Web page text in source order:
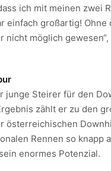
ich mit meinen zwei
einfach großartig!
nicht möglich
junge Steirer für den
zählt er zu den
österreichischen
Rennen so knapp
enormes Potenzial.